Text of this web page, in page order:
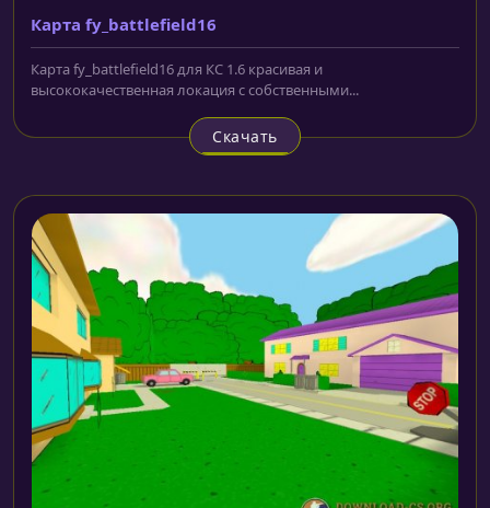
Карта fy_battlefield16
Карта fy_battlefield16 для КС 1.6 красивая и
высококачественная локация с собственными...
Скачать